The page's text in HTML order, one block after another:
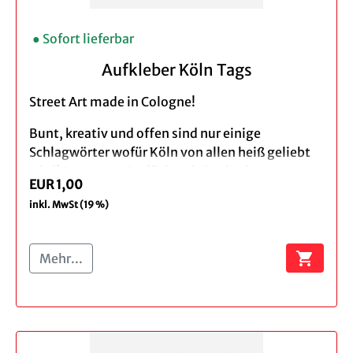
● Sofort lieferbar
Aufkleber Köln Tags
Street Art made in Cologne!
Bunt, kreativ und offen sind nur einige
Schlagwörter wofür Köln von allen heiß geliebt
wird! StreetArt, Graffiti und eine breite
Galerienlandschaft gehören ebenso wie die
Klassiker, allen voran natürlich der Kölner Dom,
Ihnen passend dazu eine Auswahl an Köln-
Motiven von verschiedensten Künstlern, welche
erwerben können. Suchen Sie sich einfach Ihr
EUR 1,00
inkl. MwSt (19 %)
Mehr... shopping_cart